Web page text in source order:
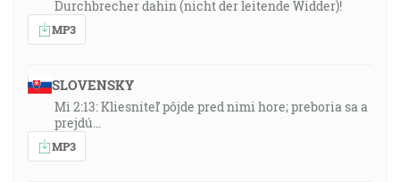
Durchbrecher dahin (nicht der leitende Widder)!
MP3
SLOVENSKY
Mi 2:13: Kliesniteľ pôjde pred nimi hore; preboria sa a
prejdú…
MP3